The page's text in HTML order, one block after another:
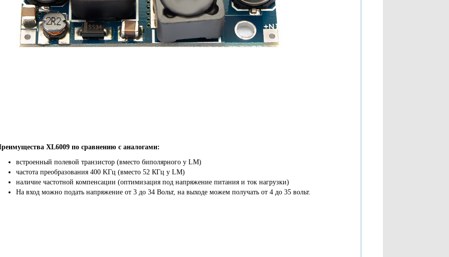
XL6009 по сравнению с аналогами:
встроенный полевой транзистор (вместо биполярного у LM)
частота преобразования 400 KГц (вместо 52 КГц у LM)
наличие частотной компенсации (оптимизация под напряжение питания и ток нагрузки)
На вход можно подать напряжение от 3 до 34 Вольт, на выходе можем получать от 4 до 35 вольт.